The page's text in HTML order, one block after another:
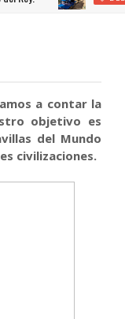
a contar la
objetivo es
del Mundo
civilizaciones.